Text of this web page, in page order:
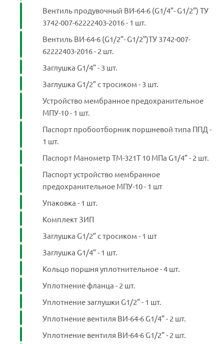
Вентиль продувочный ВИ-64-6 (G1/4”- G1/2”) ТУ
3742-007-62222403-2016 - 1 шт.
Вентиль ВИ-64-6 (G1/2”- G1/2”)ТУ 3742-007-
62222403-2016 - 2 шт.
Заглушка G1/4” - 3 шт.
Заглушка G1/2” с тросиком - 3 шт.
Устройство мембранное предохранительное
МПУ-10 - 1 шт.
Паспорт пробоотборник поршневой типа ППД -
1 шт.
Паспорт Манометр ТМ-321Т 10 МПа G1/4” - 2 шт.
Паспорт устройство мембранное
предохранительное МПУ-10 - 1 шт
Упаковка - 1 шт.
Комплект ЗИП
Заглушка G1/2” с тросиком - 1 шт
Заглушка G1/4” - 1 шт.
Кольцо поршня уплотнительное - 4 шт.
Уплотнение фланца - 2 шт.
Уплотнение заглушки G1/2” - 1 шт.
Уплотнение вентиля ВИ-64-6 G1/4” - 2 шт.
Уплотнение вентиля ВИ-64-6 G1/2” - 2 шт.